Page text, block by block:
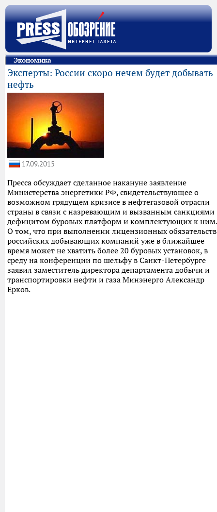
Экономика
Эксперты: России скоро нечем будет добывать
нефть
17.09.2015
Пресса обсуждает сделанное накануне заявление
Министерства энергетики РФ, свидетельствующее о
возможном грядущем кризисе в нефтегазовой отрасли
страны в связи с назревающим и вызванным санкциями
дефицитом буровых платформ и комплектующих к ним.
О том, что при выполнении лицензионных обязательств
российских добывающих компаний уже в ближайшее
время может не хватить более 20 буровых установок, в
среду на конференции по шельфу в Санкт-Петербурге
заявил заместитель директора департамента добычи и
транспортировки нефти и газа Минэнерго Александр
Ерков.